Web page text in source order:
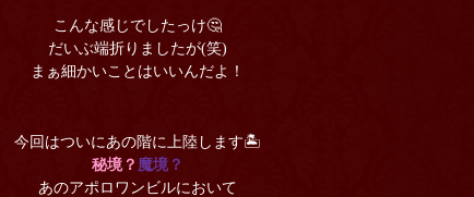
こんな感じでしたっけ🤔
だいぶ端折りましたが(笑)
まぁ細かいことはいいんだよ！
今回はついにあの階に上陸します🏝
秘境？ 魔境？
あのアポロワンビルにおいて